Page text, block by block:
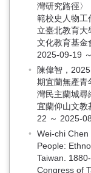
灣研究路徑〉
範校史人物工
立臺北教育
文化教育基金
2025-09-19
陳偉智，
期宜蘭無產青
灣民主蘭城尋
宜蘭仰山文教
22 ～ 2025-
Wei-chi
People:
Taiwan.
Congress of